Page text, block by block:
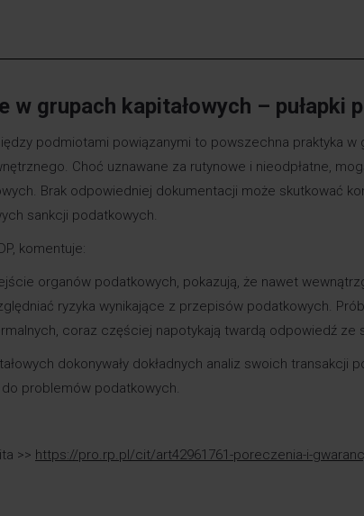
w grupach kapitałowych – pułapki
podmiotami powiązanymi to powszechna praktyka w
Choć uznawane za rutynowe i nieodpłatne,
Brak odpowiedniej dokumentacji może skutkować
sankcji podatkowych.
komentuje:
organów podatkowych, pokazują, że nawet
ryzyka wynikające z przepisów podatkowych.
coraz częściej napotykają twardą odpowiedź ze
dokonywały dokładnych analiz swoich transakcji
problemów podatkowych.
>> https://pro.rp.pl/cit/art42961761-poreczenia-i-